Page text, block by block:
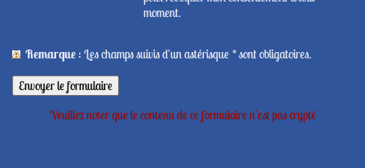
moment.
Remarque : Les champs suivis d'un astérisque *sont obligatoires.
Veuillez noter que le contenu de ce formulaire n'est pas crypté